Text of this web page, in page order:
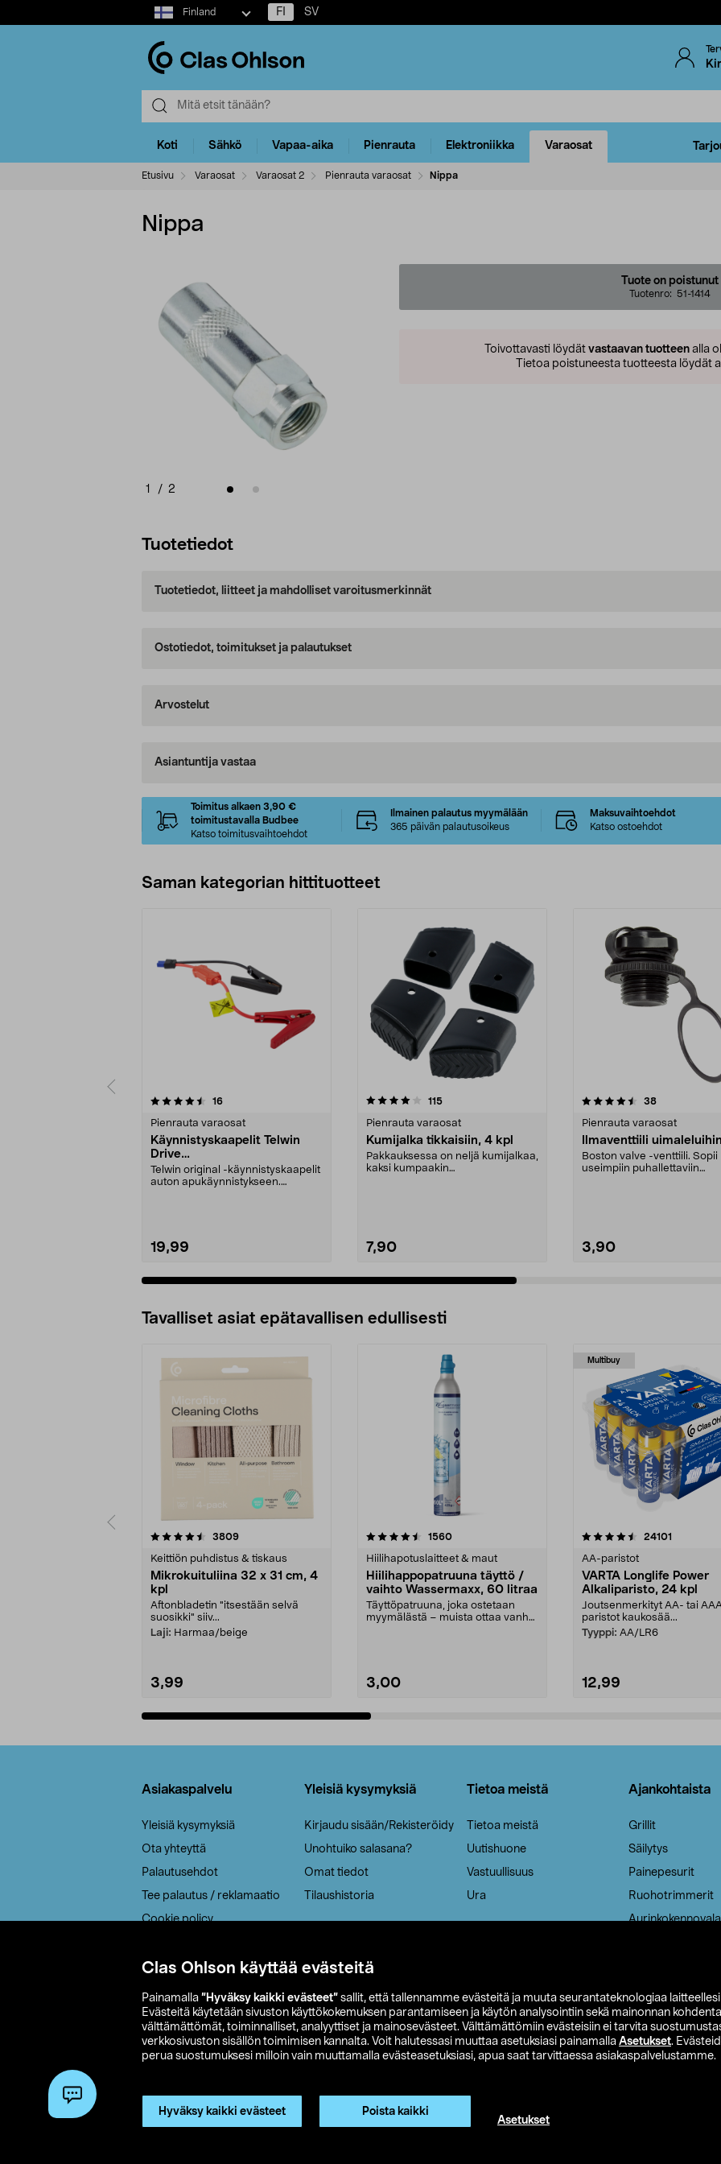
Clas Ohlson käyttää evästeitä
Painamalla ”Hyväksy kaikki evästeet” sallit, että tallennamme evästeitä ja muuta seurantateknologiaa laitteellesi
Evästeitä käytetään sivuston käyttökokemuksen parantamiseen ja käytön analysointiin sekä mainonnan
välttämättömät, toiminnalliset, analyyttiset ja mainosevästeet. Välttämättömiin evästeisiin ei tarvita
verkkosivuston sisällön toimimisen kannalta. Voit halutessasi muuttaa asetuksiasi painamalla Asetukset.
perua suostumuksesi milloin vain muuttamalla evästeasetuksiasi, apua saat tarvittaessa asiakaspalvelustamme.
Hyväksy kaikki evästeet Poista kaikki
Asetukset
Select
market
Finland FI SV
Koti Sähkö Vapaa-aika Pienrauta Elektroniikka Varaosat
Etusivu Varaosat Varaosat 2 Pienrauta varaosat Nippa
Nippa
1 / 2
Tuote on poistunut
Tuotenro: 51-1414
Toivottavasti löydät vastaavan tuotteen alla
Tietoa poistuneesta tuotteesta löydät
Tuotetiedot
Tuotetiedot, liitteet ja mahdolliset varoitusmerkinnät
Ostotiedot, toimitukset ja palautukset
Arvostelut
Asiantuntija vastaa
Toimitus alkaen 3,90 €
toimitustavalla Budbee
Katso toimitusvaihtoehdot
Ilmainen palautus myymälään
365 päivän palautusoikeus
Maksuvaihtoehdot
Katso ostoehdot
Saman kategorian hittituotteet
16arvostelut
Pienrauta varaosat
Käynnistyskaapelit Telwin
Drive
Mini/9000/13000/1250/150
0/1750, EC5
Telwin original -käynnistyskaapelit
auton apukäynnistykseen.
19,99
4.0 viidestä
115arvostelut
Pienrauta varaosat
Kumijalka tikkaisiin, 4 kpl
Pakkauksessa on neljä kumijalkaa,
kaksi kumpaakin
7,90
4.5 viidestä
38arvostelut
Pienrauta varaosat
Ilmaventtiili uimaleluihin
Boston valve -venttiili. Sopii
useimpiin puhallettaviin
3,90
4.5 viidestä
Tavalliset asiat epätavallisen edullisesti
3809arvostelut
Keittiön puhdistus & tiskaus
Mikrokuituliina 32 x 31 cm, 4
kpl
Aftonbladetin "itsestään selvä
suosikki" siiv...
Laji: Harmaa/beige
3,99
4.5viidestä
1560arvostelut
Hiilihapotuslaitteet & maut
Hiilihappopatruuna täyttö /
vaihto Wassermaxx, 60 litraa
Täyttöpatruuna, joka ostetaan
myymälästä – muista ottaa vanha
3,00
Multibuy
4.5viidestä
24101
AA-paristot
VARTA Longlife Power
Alkaliparisto, 24 kpl
Joutsenmerkityt AA- tai
paristot kaukosää...
Tyyppi: AA/LR6
12,99
4.5viidestä
Asiakaspalvelu
Yleisiä kysymyksiä
Ota yhteyttä
Palautusehdot
Tee palautus / reklamaatio
Cookie policy
Saavutettavuus
Yleisiä kysymyksiä
Kirjaudu sisään/Rekisteröidy
Unohtuiko salasana?
Omat tiedot
Tilaushistoria
Tietoa meistä
Tietoa meistä
Uutishuone
Vastuullisuus
Ura
Ajankohtaista
Grillit
Säilytys
Painepesurit
Ruohotrimmerit